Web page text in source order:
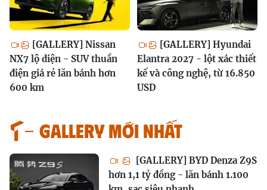
[GALLERY] Nissan
NX7 lộ diện - SUV thuần
điện giá rẻ lăn bánh hơn
600 km
[GALLERY] Hyundai
Elantra 2027 - lột xác thiết
kế và công nghệ, từ 16.850
USD
GALLERY MỚI NHẤT
[GALLERY] BYD Denza Z9S
hơn 1,1 tỷ đồng - lăn bánh 1.100